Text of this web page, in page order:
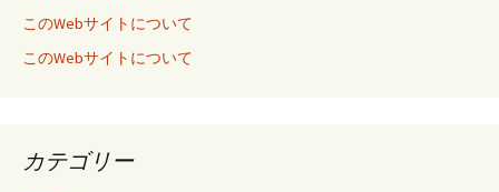
このWebサイトについて
このWebサイトについて
カテゴリー